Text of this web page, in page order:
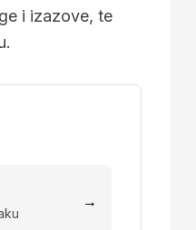
i izazove, te
→